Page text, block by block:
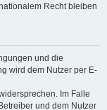
Recht bleiben
und die
wird dem Nutzer per E-
Im Falle
und dem Nutzer